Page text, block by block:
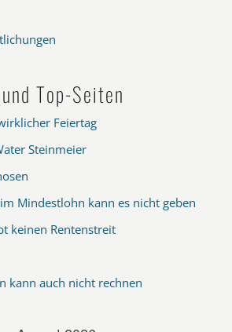
Top-Seiten
Feiertag
Steinmeier
Mindestlohn kann es nicht geben
keinen Rentenstreit
kann auch nicht rechnen